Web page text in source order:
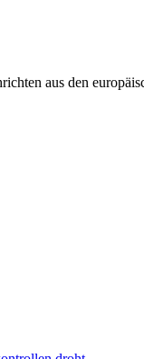
aus den